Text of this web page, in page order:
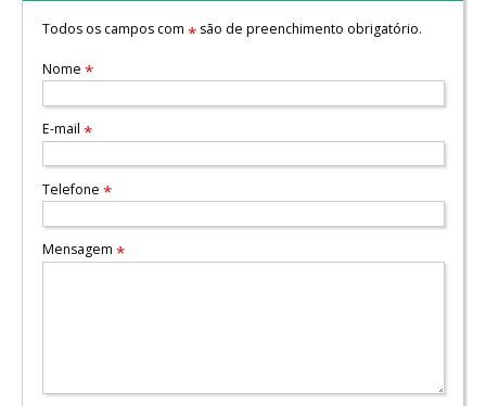
Todos os campos com *são de preenchimento obrigatório.
Nome *
E-mail *
Telefone *
Mensagem *